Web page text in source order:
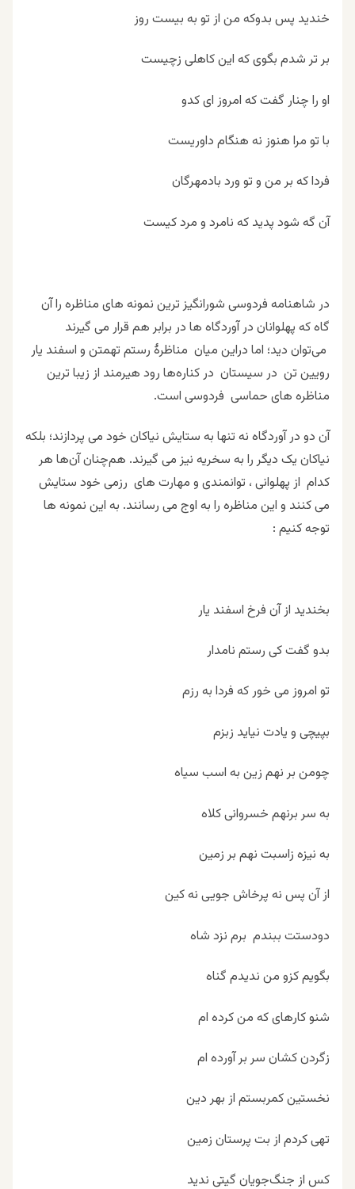
خندید پس بدوکه من از تو به بیست روز
بر تر شدم بگوی که این کاهلی زچیست
او را چنار گفت که امروز ای کدو
با تو مرا هنوز نه هنگام داوریست
فردا که بر من و تو ورد بادمهرگان
آن گه شود پدید که نامرد و مرد کیست
در شاهنامه فردوسی شورانگیز ترین نمونه های مناظره را آن
گاه که پهلوانان در آوردگاه ها در برابر هم قرار می گیرند
می‌توان دید؛ اما دراین میان مناظرۀ رستم تهمتن و اسفند یار
رویین تن در سیستان در کناره‌ها رود هیرمند از زیبا ترین
مناظره های حماسی فردوسی است.
آن دو در آوردگاه نه تنها به ستایش نیاکان خود می پردازند؛ بلکه
نیاکان یک دیگر را به سخریه نیز می گیرند. هم‌چنان آن‌ها هر
کدام از پهلوانی ، توانمندی و مهارت های رزمی خود ستایش
می کنند و این مناظره را به اوج می رسانند. به این نمونه ها
توجه کنیم :
بخندید از آن فرخ اسفند یار
بدو گفت کی رستم نامدار
تو امروز می خور که فردا به رزم
بپیچی و یادت نیاید زبزم
چومن بر نهم زین به اسب سیاه
به سر برنهم خسروانی کلاه
به نیزه زاسبت نهم بر زمین
از آن پس نه پرخاش جویی نه کین
دودستت ببندم برم نزد شاه
بگویم کزو من ندیدم گناه
شنو کارهای که من کرده ام
زگردن کشان سر بر آورده ام
نخستین کمربستم از بهر دین
تهی کردم از بت پرستان زمین
کس از جنگ‌جویان گیتی ندید